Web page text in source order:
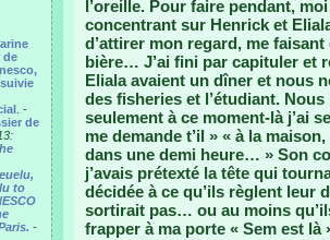
de
. -
de
to
-
l’oreille. Pour faire pendant,
concentrant sur Henrick et
d’attirer mon regard, me
bière… J’ai fini par capituler et
Eliala avaient un dîner et nous
des fisheries et l’étudiant.
seulement à ce moment-là j’ai
me demande t’il » « à la
dans une demi heure… » Son
j’avais prétexté la tête qui
décidée à ce qu’ils règlent leur
sortirait pas… ou au moins
frapper à ma porte « Sem est là